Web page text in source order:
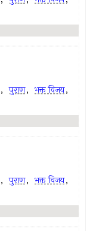
, पुराण, भक्त विजय,
, पुराण, भक्त विजय,